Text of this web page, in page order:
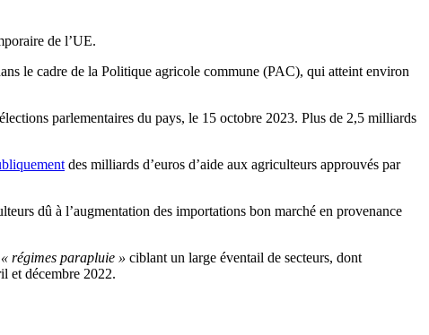
de l’UE.
le cadre de la Politique agricole commune (PAC), qui atteint environ
parlementaires du pays, le 15 octobre 2023. Plus de 2,5 milliards
des milliards d’euros d’aide aux agriculteurs approuvés par
dû à l’augmentation des importations bon marché en provenance
« régimes parapluie » ciblant un large éventail de secteurs, dont
et décembre 2022.